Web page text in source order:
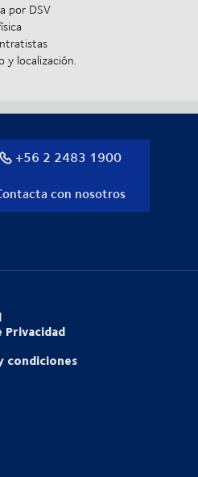
por DSV
y localización.
+56 2 2483 1900
con nosotros
Privacidad
condiciones